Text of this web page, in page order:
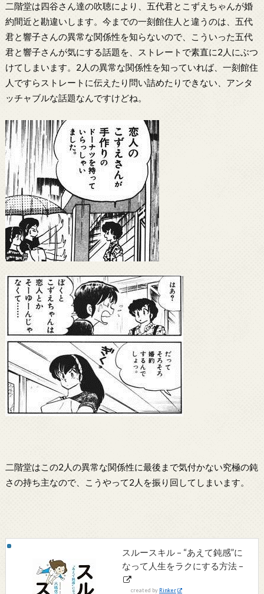
二階堂は四谷さん達の吹聴により、五代君とこずえちゃんが婚
約間近と勘違いします。今までの一刻館住人と違うのは、五代
君と響子さんの異常な関係性を知らないので、こういった五代
君と響子さんが気にする話題を、ストレートで素直に2人にぶつ
けてしまいます。2人の異常な関係性を知っていれば、一刻館住
人ですらストレートに伝えたり問い詰めたりできない、アンタ
ッチャブルな話題なんですけどね。
二階堂はこの2人の異常な関係性に最後まで気付かない究極の鈍
さの持ち主なので、こうやって2人を振り回してしまいます。
スルースキル – “あえて鈍感”に
なって人生をラクにする方法 –
created by Rinker